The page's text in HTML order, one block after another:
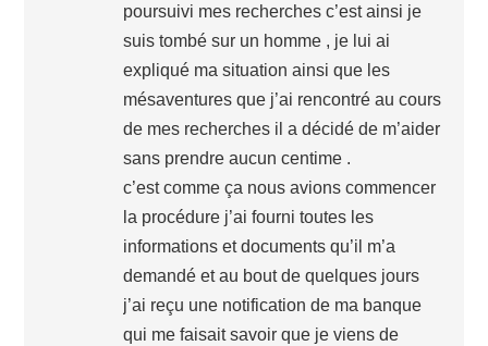
poursuivi mes recherches c’est ainsi je
suis tombé sur un homme , je lui ai
expliqué ma situation ainsi que les
mésaventures que j’ai rencontré au cours
de mes recherches il a décidé de m’aider
sans prendre aucun centime .
c’est comme ça nous avions commencer
la procédure j’ai fourni toutes les
informations et documents qu’il m’a
demandé et au bout de quelques jours
j’ai reçu une notification de ma banque
qui me faisait savoir que je viens de